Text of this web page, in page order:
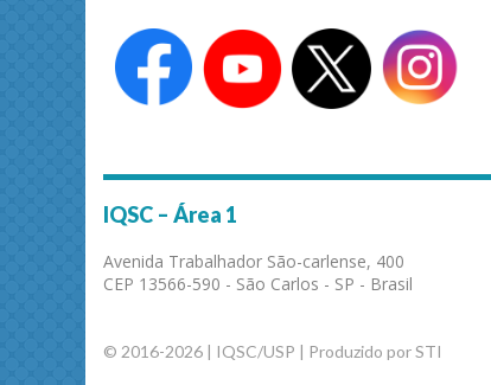
IQSC – Área 1
Avenida Trabalhador São-carlense, 400
CEP 13566-590 - São Carlos - SP - Brasil
© 2016-2026 | IQSC/USP | Produzido por STI